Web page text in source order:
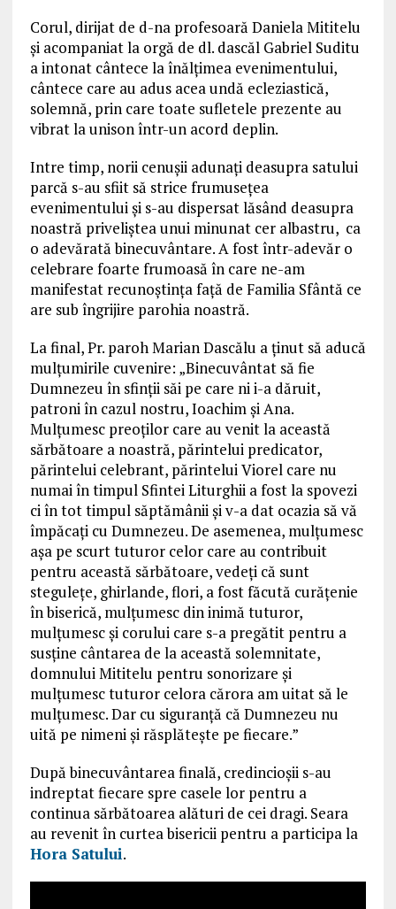
Corul, dirijat de d-na profesoară Daniela Mititelu
și acompaniat la orgă de dl. dascăl Gabriel Suditu
a intonat cântece la înălțimea evenimentului,
cântece care au adus acea undă ecleziastică,
solemnă, prin care toate sufletele prezente au
vibrat la unison într-un acord deplin.
Intre timp, norii cenușii adunați deasupra satului
parcă s-au sfiit să strice frumusețea
evenimentului și s-au dispersat lăsând deasupra
noastră priveliștea unui minunat cer albastru, ca
o adevărată binecuvântare. A fost într-adevăr o
celebrare foarte frumoasă în care ne-am
manifestat recunoștința față de Familia Sfântă ce
are sub îngrijire parohia noastră.
La final, Pr. paroh Marian Dascălu a ținut să aducă
mulțumirile cuvenire: „Binecuvântat să fie
Dumnezeu în sfinții săi pe care ni i-a dăruit,
patroni în cazul nostru, Ioachim și Ana.
Mulțumesc preoților care au venit la această
sărbătoare a noastră, părintelui predicator,
părintelui celebrant, părintelui Viorel care nu
numai în timpul Sfintei Liturghii a fost la spovezi
ci în tot timpul săptămânii și v-a dat ocazia să vă
împăcați cu Dumnezeu. De asemenea, mulțumesc
așa pe scurt tuturor celor care au contribuit
pentru această sărbătoare, vedeți că sunt
stegulețe, ghirlande, flori, a fost făcută curățenie
în biserică, mulțumesc din inimă tuturor,
mulțumesc și corului care s-a pregătit pentru a
susține cântarea de la această solemnitate,
domnului Mititelu pentru sonorizare și
mulțumesc tuturor celora cărora am uitat să le
mulțumesc. Dar cu siguranță că Dumnezeu nu
uită pe nimeni și răsplătește pe fiecare.”
După binecuvântarea finală, credincioșii s-au
indreptat fiecare spre casele lor pentru a
continua sărbătoarea alături de cei dragi. Seara
au revenit în curtea bisericii pentru a participa la
Hora Satului.